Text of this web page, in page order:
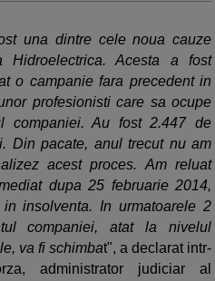
una dintre cele noua cauze
Hidroelectrica. Acesta a fost
o campanie fara precedent in
profesionisti care sa ocupe
companiei. Au fost 2.447 de
Din pacate, anul trecut nu am
acest proces. Am reluat
dupa 25 februarie 2014,
insolventa. In urmatoarele 2
companiei, atat la nivelul
va fi schimbat", a declarat intr-
administrator judiciar al